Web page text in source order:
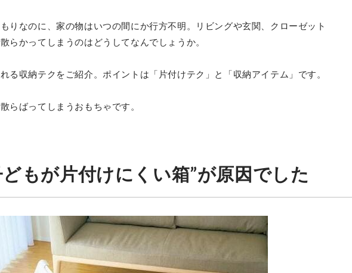
りなのに、家の物はいつの間にか行方不明。リビングや玄関、クローゼット
らかってしまうのはどうしてなんでしょうか。
る収納テクをご紹介。ポイントは「片付けテク」と「収納アイテム」です。
らばってしまうおもちゃです。
もが片付けにくい箱”が原因でした